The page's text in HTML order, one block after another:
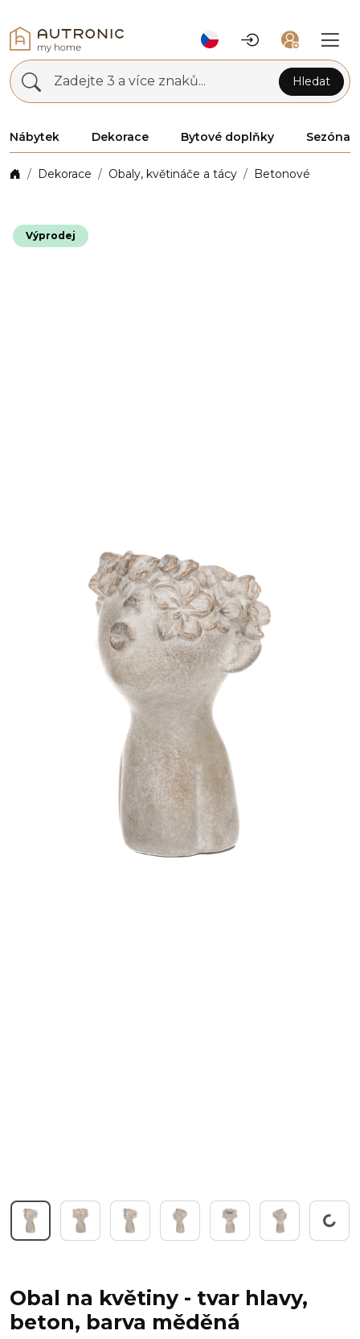
Zadejte 3 a více znaků... Hledat
Nábytek Dekorace Bytové doplňky Sezóna
Dekorace Obaly, květináče a tácy Betonové
Pracuji...
Výprodej
Obal na květiny - tvar hlavy,
beton, barva měděná